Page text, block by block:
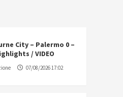
City – Palermo 0 –
/ VIDEO
07/08/2026 17:02